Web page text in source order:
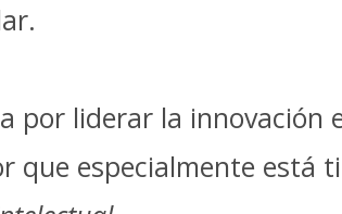
por liderar la innovación
que especialmente está